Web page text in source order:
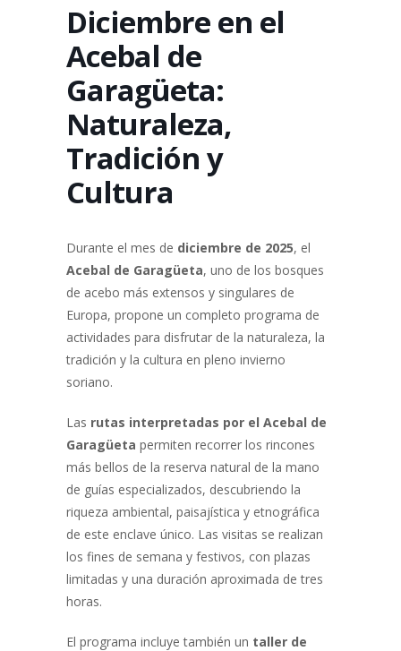
Diciembre en el
Acebal de
Garagüeta:
Naturaleza,
Tradición y
Cultura
Durante el mes de diciembre de 2025, el
Acebal de Garagüeta, uno de los bosques
de acebo más extensos y singulares de
Europa, propone un completo programa de
actividades para disfrutar de la naturaleza, la
tradición y la cultura en pleno invierno
soriano.
Las rutas interpretadas por el Acebal de
Garagüeta permiten recorrer los rincones
más bellos de la reserva natural de la mano
de guías especializados, descubriendo la
riqueza ambiental, paisajística y etnográfica
de este enclave único. Las visitas se realizan
los fines de semana y festivos, con plazas
limitadas y una duración aproximada de tres
horas.
El programa incluye también un taller de